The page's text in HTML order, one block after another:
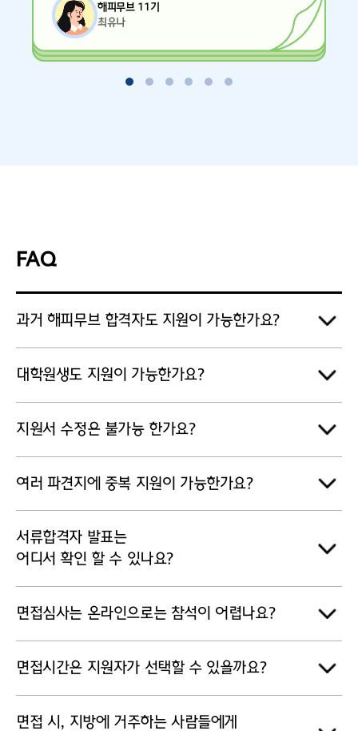
해피무브 11기
최유나
FAQ
과거 해피무브 합격자도 지원이 가능한가요?
대학원생도 지원이 가능한가요?
지원서 수정은 불가능 한가요?
여러 파견지에 중복 지원이 가능한가요?
서류합격자 발표는
어디서 확인 할 수 있나요?
면접심사는 온라인으로는 참석이 어렵나요?
면접시간은 지원자가 선택할 수 있을까요?
면접 시, 지방에 거주하는 사람들에게